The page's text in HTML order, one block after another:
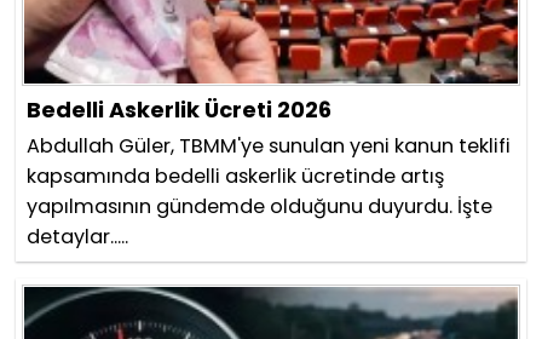
Bedelli Askerlik Ücreti 2026
Abdullah Güler, TBMM'ye sunulan yeni kanun teklifi
kapsamında bedelli askerlik ücretinde artış
yapılmasının gündemde olduğunu duyurdu. İşte
detaylar.....